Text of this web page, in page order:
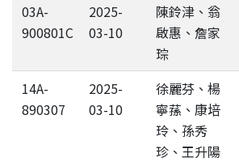
03A-
900801C
2025-
03-10
陳鈴津、翁
啟惠、詹家
琮
14A-
890307
2025-
03-10
徐麗芬、楊
寧蓀、康培
玲、孫秀
珍、王升陽